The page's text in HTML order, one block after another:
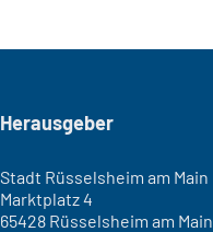
Seitenfuß
Herausgeber
Stadt Rüsselsheim am Main
Marktplatz 4
65428 Rüsselsheim am Main